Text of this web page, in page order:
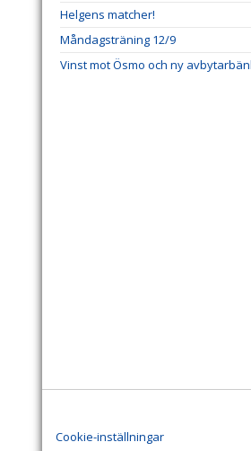
Helgens matcher!
Måndagsträning 12/9
Vinst mot Ösmo och ny
Cookie-inställningar